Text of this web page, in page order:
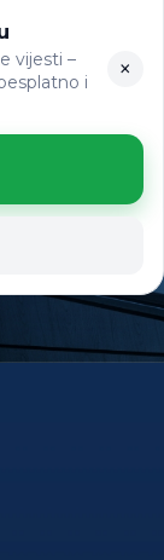
LAT
vijesti –
i
×